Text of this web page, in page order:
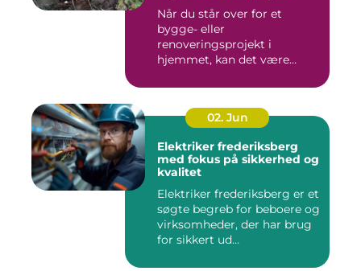
Når du står over for et
bygge- eller
renoveringsprojekt i
hjemmet, kan det være
02. Jun
Elektriker frederiksberg
med fokus på sikkerhed og
kvalitet
Elektriker frederiksberg er et
søgte begreb for beboere og
virksomheder, der har brug
for sikkert ud...